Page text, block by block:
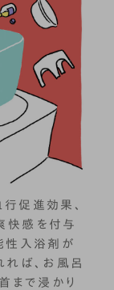
促進効果、
快感を付与
性入浴剤が
れば、お風呂
まで浸かり